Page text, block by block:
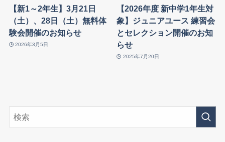
【新1～2年生】3月21日
（土）、28日（土）無料体
験会開催のお知らせ
2026年3月5日
【2026年度 新中学1年生対
象】ジュニアユース 練習会
とセレクション開催のお知
らせ
2025年7月20日